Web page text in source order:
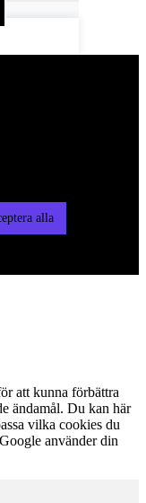
alla
att kunna förbättra
ändamål. Du kan här
vilka cookies du
använder din